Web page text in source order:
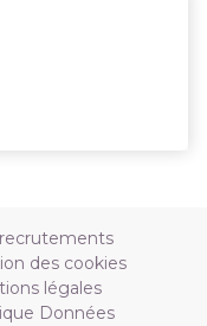
des cookies
légales
Données